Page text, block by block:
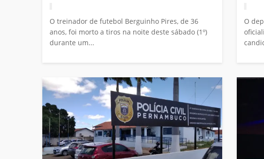
O treinador de futebol Berguinho Pires, de 36
anos, foi morto a tiros na noite deste sábado (1º)
durante um...
O